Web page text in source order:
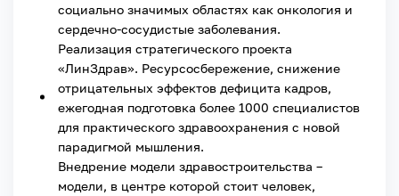
социально значимых областях как онкология и
сердечно-сосудистые заболевания.
Реализация стратегического проекта
«ЛинЗдрав». Ресурсосбережение, снижение
отрицательных эффектов дефицита кадров,
ежегодная подготовка более 1000 специалистов
для практического здравоохранения с новой
парадигмой мышления.
Внедрение модели здравостроительства –
модели, в центре которой стоит человек,